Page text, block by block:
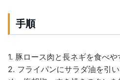
手順
1. 豚ロース肉と長ネギを食べや
2. フライパンにサラダ油を引